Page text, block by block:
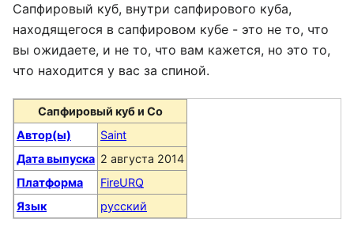
Сапфировый куб, внутри сапфирового куба,
находящегося в сапфировом кубе - это не то, что
вы ожидаете, и не то, что вам кажется, но это то,
что находится у вас за спиной.
Сапфировый куб и Co
Автор(ы)
Saint
Дата выпуска 2 августа 2014
Платформа
FireURQ
Язык
русский